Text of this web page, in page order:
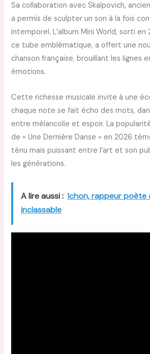
Sa collaboration avec Skalpovich,
a permis de sculpter un son à la fois
intemporel. L’album Mini World, sorti
ce tube emblématique, a offert une
chanson française, brouillant les lignes
émotions.
Cette richesse musicale invite à une
chaque note se fait écho des mots,
entre mélancolie et espoir. La
de « Une Dernière Danse » en 2026
ténu mais puissant entre l’art et son
les générations.
A lire aussi : Ichon, rappeur poète
inclassable